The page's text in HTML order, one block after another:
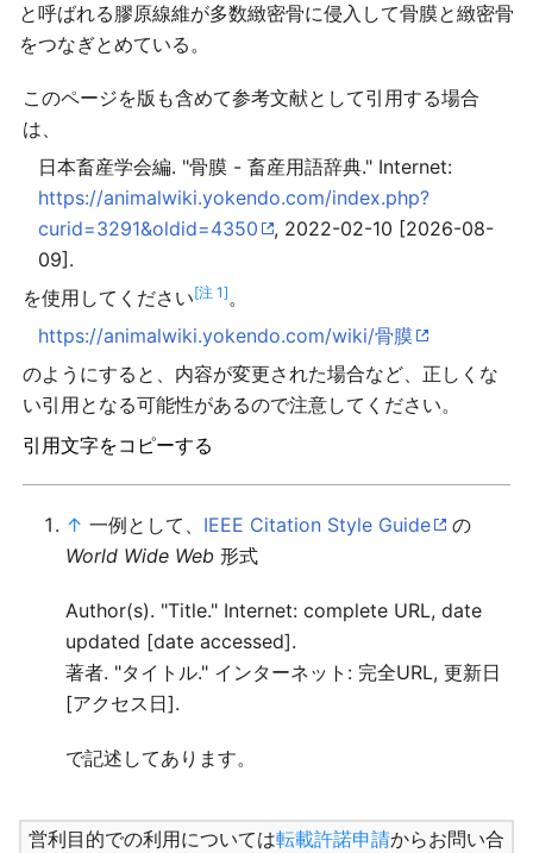
と呼ばれる膠原線維が多数緻密骨に侵入して骨膜と緻密骨
をつなぎとめている。
このページを版も含めて参考文献として引用する場合
は、
日本畜産学会編. "骨膜 - 畜産用語辞典." Internet:
https://animalwiki.yokendo.com/index.php?
curid=3291&oldid=4350
, 2022-02-10 [2026-08-
09].
を使用してください[注 1]。
https://animalwiki.yokendo.com/wiki/骨膜
のようにすると、内容が変更された場合など、正しくな
い引用となる可能性があるので注意してください。
引用文字をコピーする
↑ 一例として、 IEEE Citation Style Guide
の
World Wide Web 形式
Author(s). "Title." Internet: complete URL, date
updated [date accessed].
著者. "タイトル." インターネット: 完全URL, 更新日
[アクセス日].
で記述してあります。
営利目的での利用については転載許諾申請からお問い合